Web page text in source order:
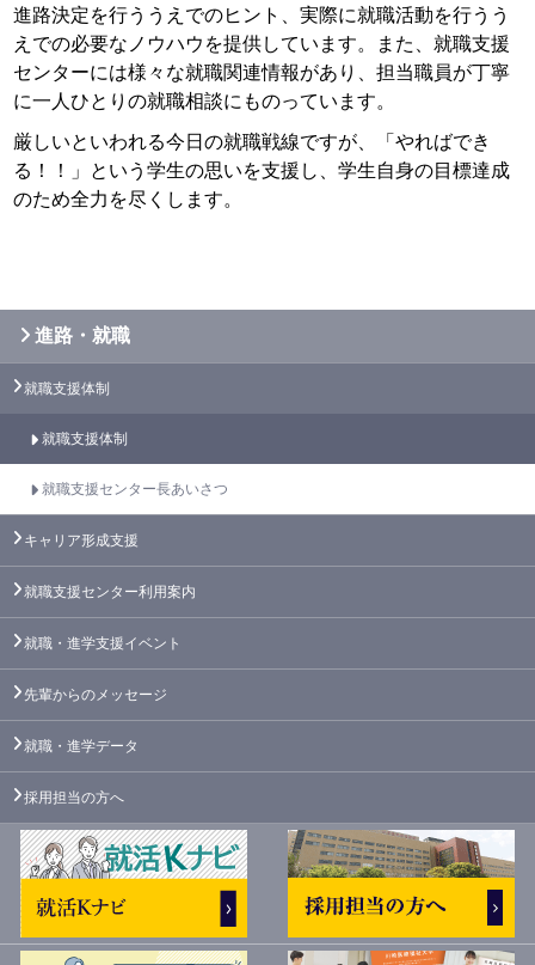
進路決定を行ううえでのヒント、実際に就職活動を行うう
えでの必要なノウハウを提供しています。また、就職支援
センターには様々な就職関連情報があり、担当職員が丁寧
に一人ひとりの就職相談にものっています。
厳しいといわれる今日の就職戦線ですが、「やればでき
る！！」という学生の思いを支援し、学生自身の目標達成
のため全力を尽くします。
進路・就職
就職支援体制
就職支援体制
就職支援センター長あいさつ
キャリア形成支援
就職支援センター利用案内
就職・進学支援イベント
先輩からのメッセージ
就職・進学データ
採用担当の方へ